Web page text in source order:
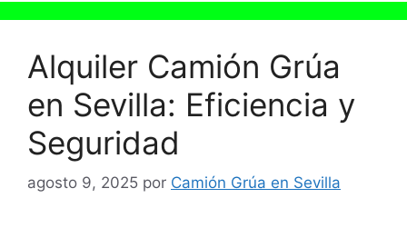
Alquiler Camión Grúa
en Sevilla: Eficiencia y
Seguridad
agosto 9, 2025 por Camión Grúa en Sevilla